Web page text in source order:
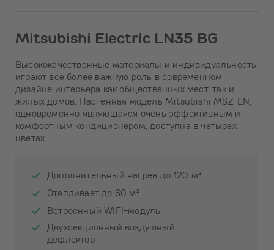
Mitsubishi Electric LN35 BG
Высококачественные материалы и индивидуальность
играют все более важную роль в современном
дизайне интерьера как общественных мест, так и
жилых домов. Настенная модель Mitsubishi MSZ-LN,
одновременно являющаяся очень эффективным и
комфортным кондиционером, доступна в четырех
цветах.
Дополнительный нагрев до 120 м²
Отапливает до 60 м²
Встроенный WIFI-модуль
Двухсекционный воздушный
дефлектор